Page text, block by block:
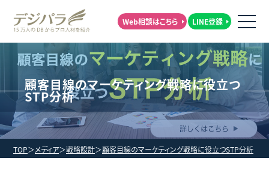
Web相談はこちら LINE登録
顧客目線のマーケティング戦略に役立つ
STP分析
TOP メディア 戦略設計 顧客目線のマーケティング戦略に役立つSTP分析